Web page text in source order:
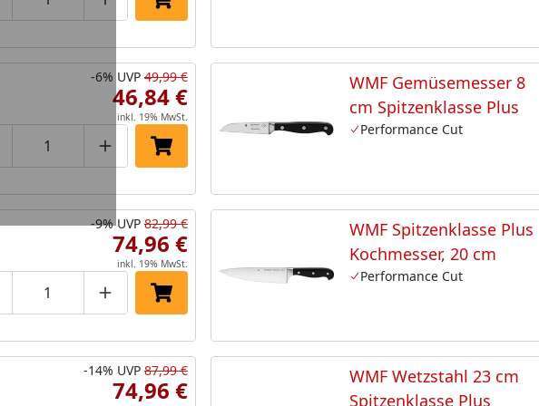
um eins verringern
Produktmenge manuell eingeben
Produktmenge um eins erhöhen
In den Einkaufswagen legen
um eins verringern
Produktmenge manuell eingeben
Produktmenge um eins erhöhen
In den Einkaufswagen legen
-6% UVP 49,99 €
46,84 €
inkl. 19% MwSt.
WMF Gemüsemesser 8
cm Spitzenklasse Plus
Performance Cut
um eins verringern
Produktmenge manuell eingeben
Produktmenge um eins erhöhen
In den Einkaufswagen legen
-9% UVP 82,99 €
74,96 €
inkl. 19% MwSt.
WMF Spitzenklasse Plus
Kochmesser, 20 cm
Performance Cut
-14% UVP 87,99 €
74,96 €
WMF Wetzstahl 23 cm
Spitzenklasse Plus